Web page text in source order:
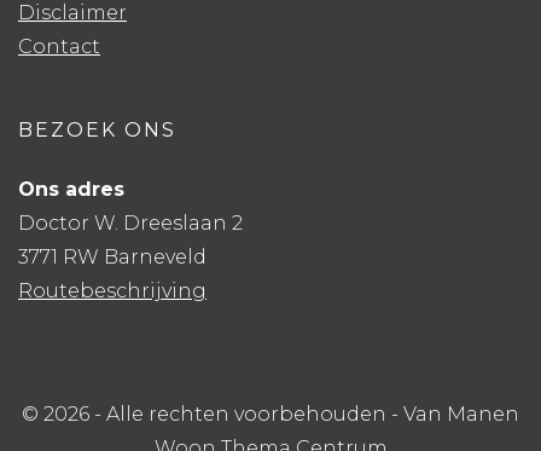
Disclaimer
Contact
BEZOEK ONS
Ons adres
Doctor W. Dreeslaan 2
3771 RW Barneveld
Routebeschrijving
© 2026 - Alle rechten voorbehouden - Van Manen